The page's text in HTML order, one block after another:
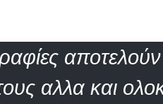
αποτελούν
αλλα και